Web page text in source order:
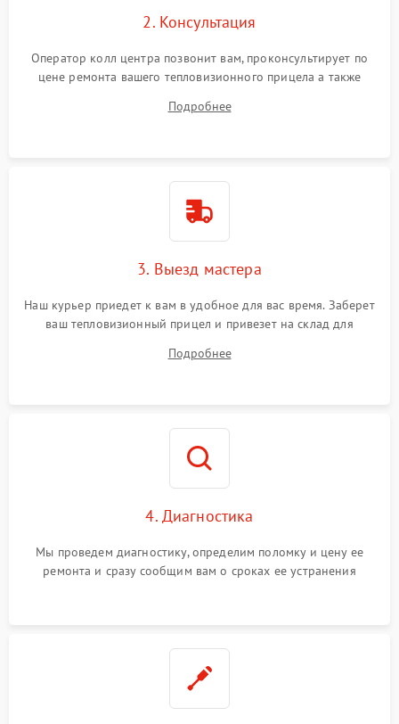
2. Консультация
Оператор колл центра позвонит вам, проконсультирует по
цене ремонта вашего тепловизионного прицела а также
Подробнее
3. Выезд мастера
Наш курьер приедет к вам в удобное для вас время. Заберет
ваш тепловизионный прицел и привезет на склад для
Подробнее
4. Диагностика
Мы проведем диагностику, определим поломку и цену ее
ремонта и сразу сообщим вам о сроках ее устранения